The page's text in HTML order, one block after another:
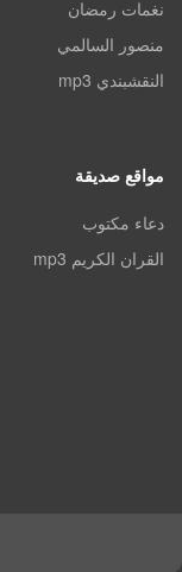
نغمات رمضان
منصور السالمي
النقشبندي mp3
مواقع صديقة
دعاء مكتوب
القران الكريم mp3